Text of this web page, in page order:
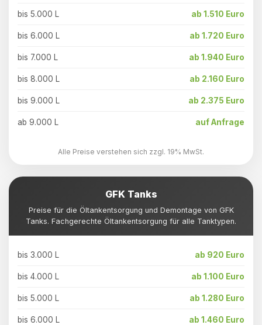
bis 5.000 L ab 1.510 Euro
bis 6.000 L ab 1.720 Euro
bis 7.000 L ab 1.940 Euro
bis 8.000 L ab 2.160 Euro
bis 9.000 L ab 2.375 Euro
ab 9.000 L auf Anfrage
Alle Preise verstehen sich zzgl. 19% MwSt.
GFK Tanks
Preise für die Öltankentsorgung und Demontage von GFK
Tanks. Fachgerechte Öltankentsorgung für alle Tanktypen.
bis 3.000 L ab 920 Euro
bis 4.000 L ab 1.100 Euro
bis 5.000 L ab 1.280 Euro
bis 6.000 L ab 1.460 Euro